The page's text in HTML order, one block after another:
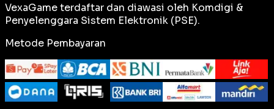
VexaGame terdaftar dan diawasi oleh Komdigi &
Penyelenggara Sistem Elektronik (PSE).
Metode Pembayaran